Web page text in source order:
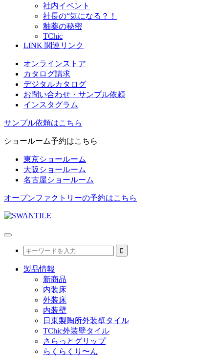
社内イベント
社長の“気になる？！
釉薬の秘密
TChic
LINK 関連リンク
オンラインストア
カタログ請求
デジタルカタログ
お問い合わせ・サンプル依頼
インスタグラム
サンプル依頼はこちら
ショールーム予約はこちら
東京ショールーム
大阪ショールーム
名古屋ショールーム
オープンファクトリーの予約はこちら
製品情報
新商品
内装床
外装床
内装壁
日東製陶所外装壁タイル
TChic外装壁タイル
さらっとグリップ
らくらくり〜ん